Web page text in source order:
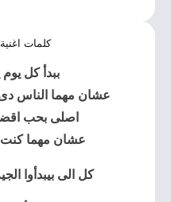
كلمات
ببدأ كل
عشان مهما الناس
اصلى بحب
عشان مهما
كل الى بيبدأوا